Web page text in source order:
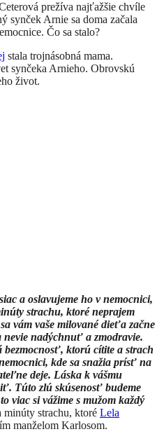
prežíva najťažšie chvíle
synček Arnie sa doma začala
Čo sa stalo?
stala trojnásobná mama.
synčeka Arnieho. Obrovskú
život.
a oslavujeme ho v nemocnici,
strachu, ktoré neprajem
vám vaše milované dieťa začne
nadýchnuť a zmodravie.
bezmocnosť, ktorú cítite a strach
kde sa snažia prísť na
deje. Láska k vášmu
Túto zlú skúsenosť budeme
viac si vážime s mužom každý
minúty strachu, ktoré Lela
manželom Karlosom.